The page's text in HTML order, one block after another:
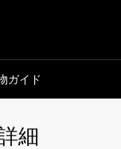
ガイド
細